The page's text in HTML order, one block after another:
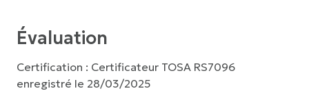
Évaluation
Certification : Certificateur TOSA RS7096
enregistré le 28/03/2025